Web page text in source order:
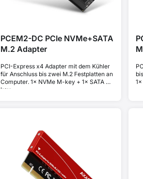
PCEM2-DC PCIe NVMe+SATA
M.2 Adapter
PCI-Express x4 Adapter mit dem Kühler
für Anschluss bis zwei M.2 Festplatten an
Computer. 1× NVMe M-key + 1× SATA B-
key.